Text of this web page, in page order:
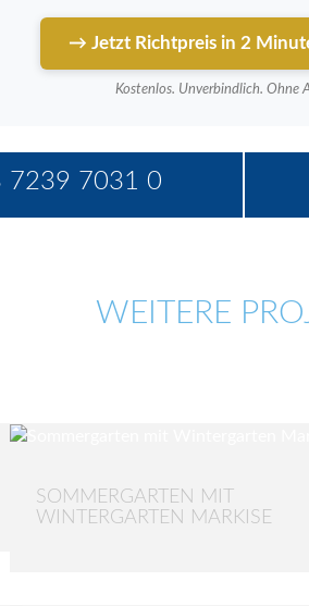
→ Jetzt Richtpreis in 2
Kostenlos. Unverbindlich. Ohne
7239 7031 0
WEITERE
SOMMERGARTEN MIT
WINTERGARTEN MARKISE